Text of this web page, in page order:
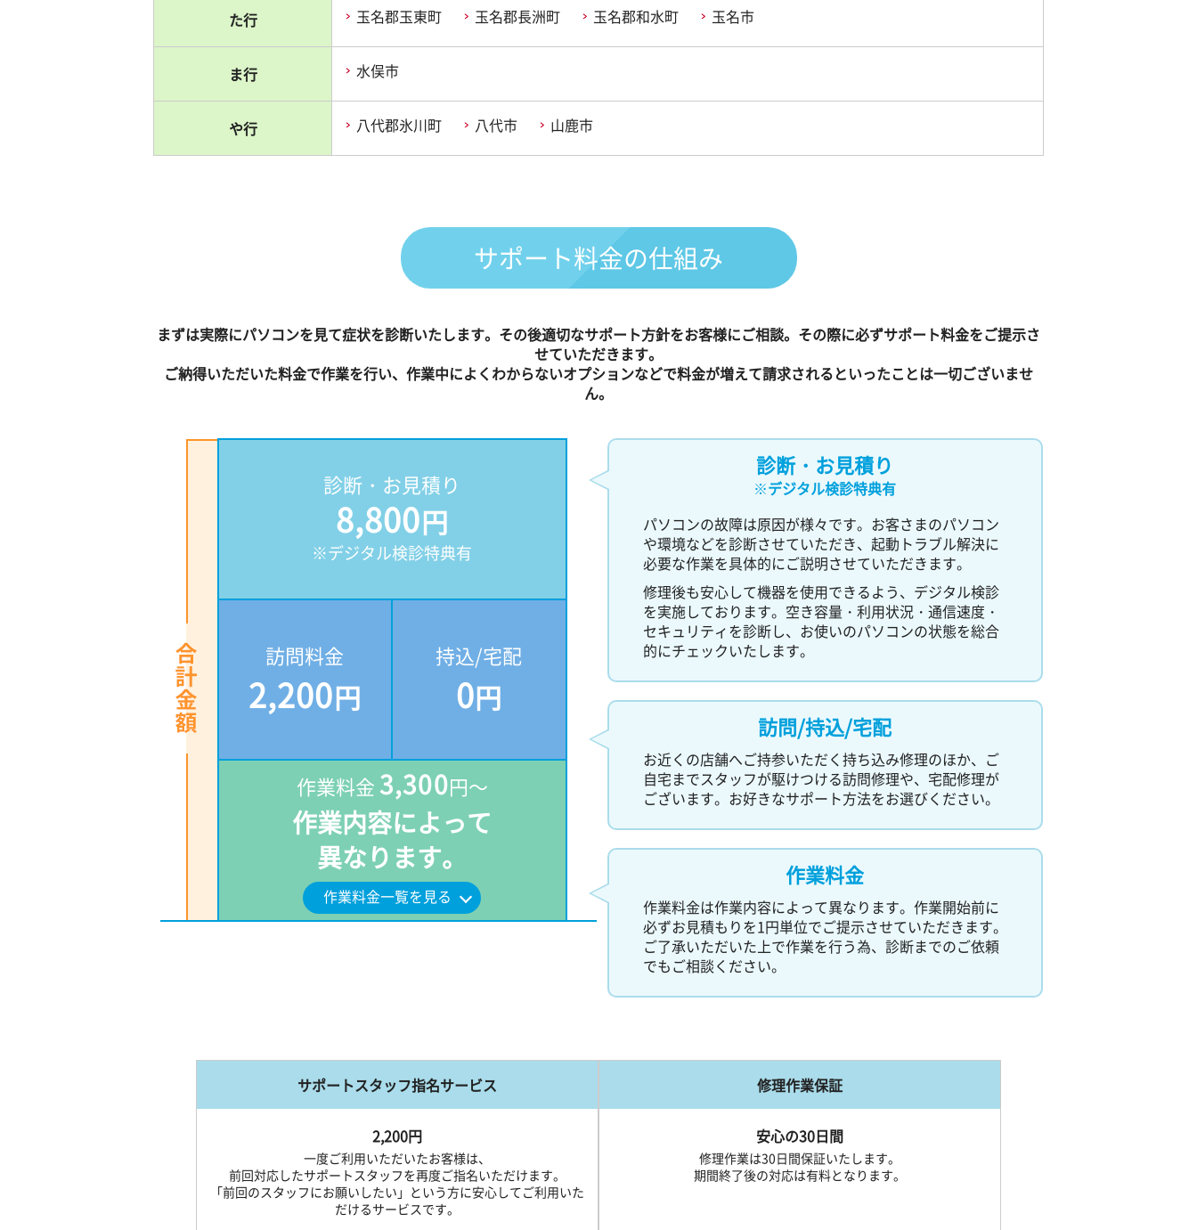
た行 玉名郡玉東町 玉名郡長洲町 玉名郡和水町 玉名市
ま行 水俣市
や行 八代郡氷川町 八代市 山鹿市
サポート料金の仕組み
まずは実際にパソコンを見て症状を診断いたします。その後適切なサポート方針をお客様にご相談。その際に必ずサポート料金をご提示さ
せていただきます。
ご納得いただいた料金で作業を行い、作業中によくわからないオプションなどで料金が増えて請求されるといったことは一切ございませ
ん。
診断・お見積り
8,800円
※デジタル検診特典有
訪問料金
2,200円
持込/宅配
0円
作業料金 3,300円～
作業内容によって
異なります。
作業料金一覧を見る
診断・お見積り
※デジタル検診特典有
パソコンの故障は原因が様々です。お客さまのパソコン
や環境などを診断させていただき、起動トラブル解決に
必要な作業を具体的にご説明させていただきます。
修理後も安心して機器を使用できるよう、デジタル検診
を実施しております。空き容量・利用状況・通信速度・
セキュリティを診断し、お使いのパソコンの状態を総合
的にチェックいたします。
訪問/持込/宅配
お近くの店舗へご持参いただく持ち込み修理のほか、ご
自宅までスタッフが駆けつける訪問修理や、宅配修理が
ございます。お好きなサポート方法をお選びください。
作業料金
作業料金は作業内容によって異なります。作業開始前に
必ずお見積もりを1円単位でご提示させていただきます。
ご了承いただいた上で作業を行う為、診断までのご依頼
でもご相談ください。
サポートスタッフ指名サービス
2,200円
一度ご利用いただいたお客様は、
前回対応したサポートスタッフを再度ご指名いただけます。
「前回のスタッフにお願いしたい」という方に安心してご利用いた
だけるサービスです。
修理作業保証
安心の30日間
修理作業は30日間保証いたします。
期間終了後の対応は有料となります。